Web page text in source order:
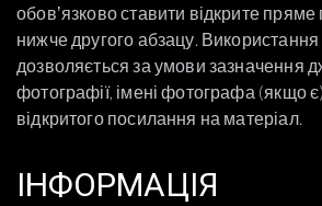
обовʼязково ставити відкрите
нижче другого абзацу.
дозволяється за умови зазначення
фотографії, імені фотографа (якщо
відкритого посилання на матеріал.
ІНФОРМАЦІЯ